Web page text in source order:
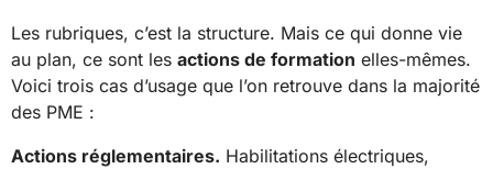
Les rubriques, c’est la structure. Mais ce qui donne vie
au plan, ce sont les actions de formation elles-mêmes.
Voici trois cas d’usage que l’on retrouve dans la majorité
des PME :
Actions réglementaires. Habilitations électriques,